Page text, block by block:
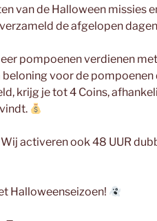
van de Halloween missies
de afgelopen
pompoenen verdienen
voor de pompoenen
krijg je tot 4 Coins,
activeren ook 48 UUR
Halloweenseizoen!